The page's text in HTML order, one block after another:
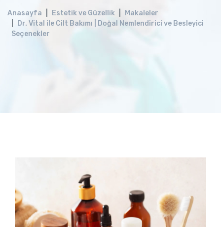
Anasayfa Estetik ve Güzellik
Makaleler
Dr. Vital ile Cilt Bakımı | Doğal Nemlendirici ve Besleyici
Seçenekler